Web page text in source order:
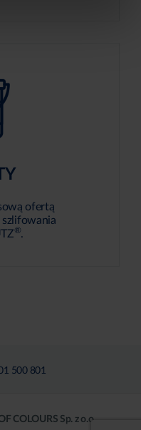
ofertą
szlifowania
®.
500 801
COLOURS Sp. z o.o.